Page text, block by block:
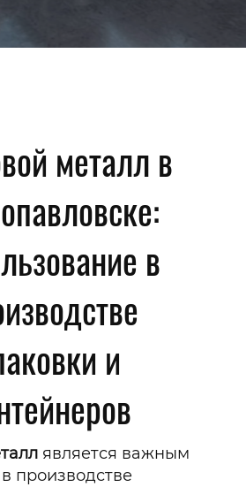
металл в
в
и
является важным
производстве